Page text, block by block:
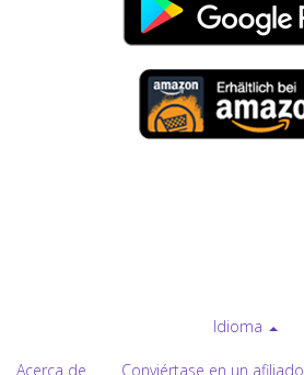
Idioma
Acerca de Conviértase en un afiliado